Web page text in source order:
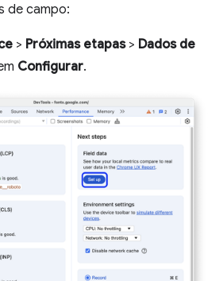
de campo:
> Próximas etapas> Dados de
Configurar.